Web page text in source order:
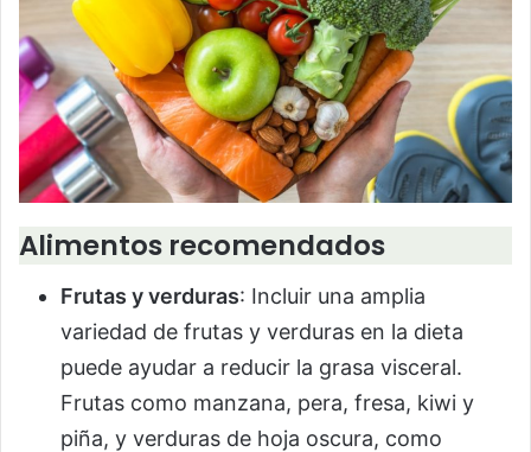
Alimentos recomendados
Frutas y verduras: Incluir una amplia
variedad de frutas y verduras en la dieta
puede ayudar a reducir la grasa visceral.
Frutas como manzana, pera, fresa, kiwi y
piña, y verduras de hoja oscura, como